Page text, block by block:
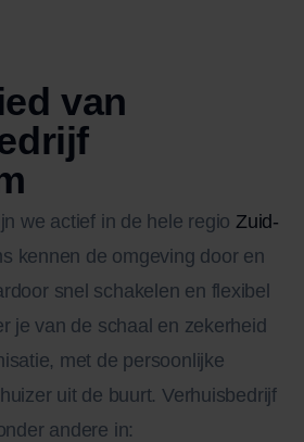
van
we actief in de hele regio Zuid-
kennen de omgeving door en
snel schakelen en flexibel
je van de schaal en zekerheid
met de persoonlijke
uit de buurt. Verhuisbedrijf
andere in: